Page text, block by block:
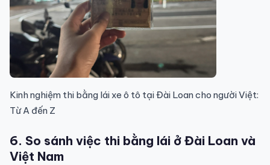
Kinh nghiệm thi bằng lái xe ô tô tại Đài Loan cho người Việt:
Từ A đến Z
6. So sánh việc thi bằng lái ở Đài Loan và
Việt Nam